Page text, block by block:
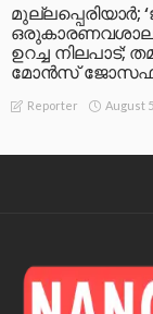
മുല്ലപ്പെരിയാര്‍;
ഉറച്ച നിലപാട്;
മോന്‍സ്
Reporter August